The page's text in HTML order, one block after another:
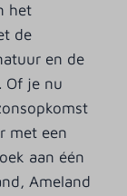
het
de
en de
Of je nu
met een
aan één
Ameland